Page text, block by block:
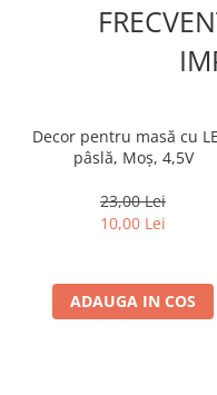
Decor pentru masă cu
pâslă, Moş, 4,5V
23,00 Lei
10,00 Lei
ADAUGA IN COS